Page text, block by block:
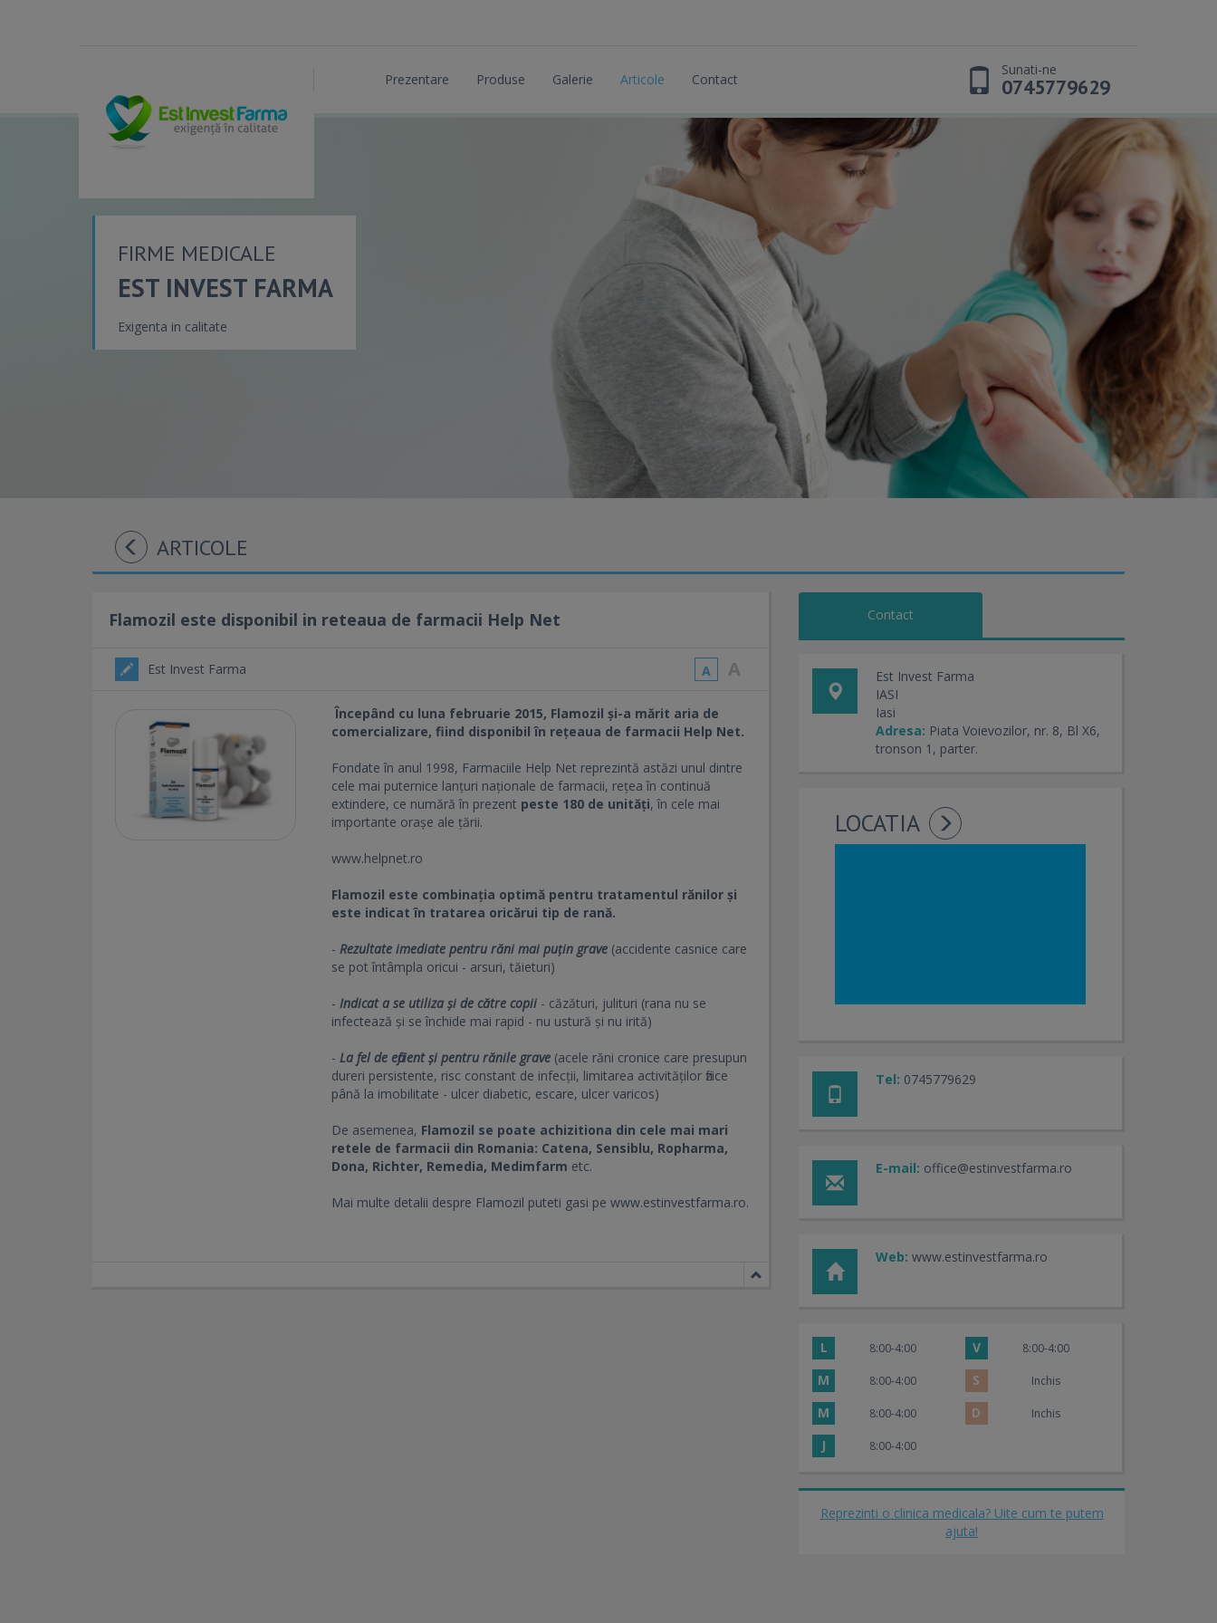
Prezentare Produse Galerie Articole Contact
Sunati-ne
0745779629
FIRME MEDICALE
EST INVEST FARMA
Exigenta in calitate
ARTICOLE
Flamozil este disponibil in reteaua de farmacii Help Net
Est Invest Farma A
A
Începând cu luna februarie 2015, Flamozil și-a mărit aria de
comercializare, fiind disponibil în rețeaua de farmacii Help Net.
Fondate în anul 1998, Farmaciile Help Net reprezintă astăzi unul dintre
cele mai puternice lanțuri naționale de farmacii, rețea în continuă
extindere, ce numără în prezent peste 180 de unități, în cele mai
importante orașe ale țării.
www.helpnet.ro
Flamozil este combinația optimă pentru tratamentul rănilor și
este indicat în tratarea oricărui tip de rană.
- Rezultate imediate pentru răni mai puțin grave (accidente casnice care
se pot întâmpla oricui - arsuri, tăieturi)
- Indicat a se utiliza și de către copii - căzături, julituri (rana nu se
infectează și se închide mai rapid - nu ustură și nu irită)
- La fel de eficient și pentru rănile grave (acele răni cronice care presupun
dureri persistente, risc constant de infecții, limitarea activităților fizice
până la imobilitate - ulcer diabetic, escare, ulcer varicos)
De asemenea, Flamozil se poate achizitiona din cele mai mari
retele de farmacii din Romania: Catena, Sensiblu, Ropharma,
Dona, Richter, Remedia, Medimfarm etc.
Mai multe detalii despre Flamozil puteti gasi pe www.estinvestfarma.ro.
Contact
Est Invest Farma
IASI
Iasi
Adresa: Piata Voievozilor, nr. 8, Bl X6,
tronson 1, parter.
LOCATIA
Tel: 0745779629
E-mail: office@estinvestfarma.ro
Web: www.estinvestfarma.ro
L 8:00-4:00 V 8:00-4:00
M 8:00-4:00 S Inchis
M 8:00-4:00 D Inchis
J 8:00-4:00
Reprezinti o clinica medicala? Uite cum te putem
ajuta!